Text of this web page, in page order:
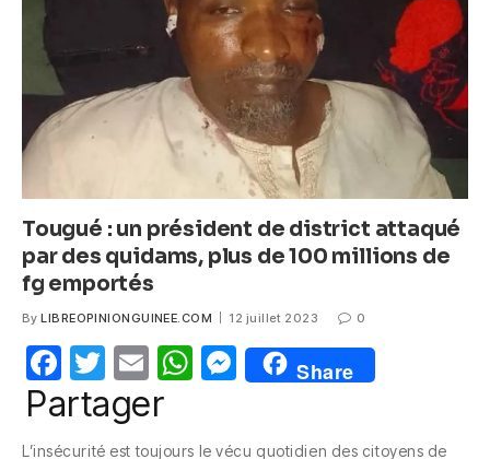
k
p er
Tougué : un président de district attaqué
par des quidams, plus de 100 millions de
fg emportés
By LIBREOPINIONGUINEE.COM 12 juillet 2023 0
F
a
T
w
itt
E
m
W M
e
Share
Partager
L’insécurité est toujours le vécu quotidien des citoyens de